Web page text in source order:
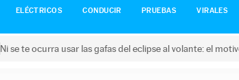
ELÉCTRICOS CONDUCIR PRUEBAS VIRALES
Ni se te ocurra usar las gafas del eclipse al volante: el